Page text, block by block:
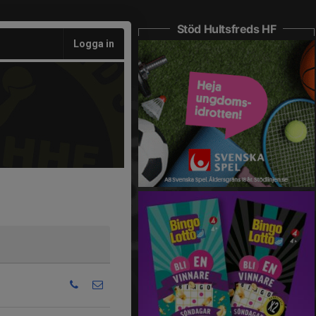
Logga in
Stöd Hultsfreds HF